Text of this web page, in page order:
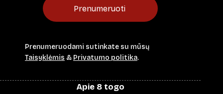
Prenumeruoti
Prenumeruodami sutinkate su mūsų
Taisyklėmis & Privatumo politika.
Apie 8 togo